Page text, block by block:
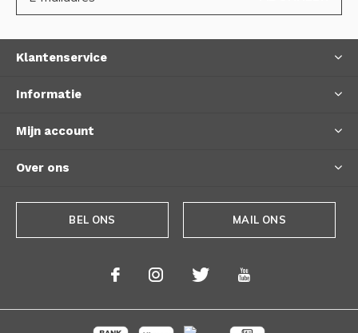
Klantenservice
Informatie
Mijn account
Over ons
BEL ONS MAIL ONS